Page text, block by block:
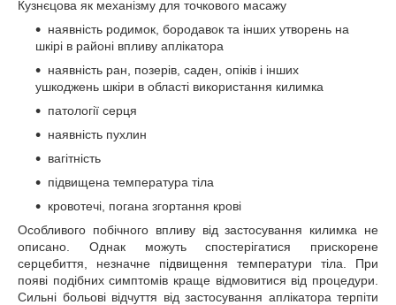
Кузнєцова як механізму для точкового масажу
наявність родимок, бородавок та інших утворень на
шкірі в районі впливу аплікатора
наявність ран, позерів, саден, опіків і інших
ушкоджень шкіри в області використання килимка
патології серця
наявність пухлин
вагітність
підвищена температура тіла
кровотечі, погана згортання крові
Особливого побічного впливу від застосування килимка не
описано. Однак можуть спостерігатися прискорене
серцебиття, незначне підвищення температури тіла. При
появі подібних симптомів краще відмовитися від процедури.
Сильні больові відчуття від застосування аплікатора терпіти